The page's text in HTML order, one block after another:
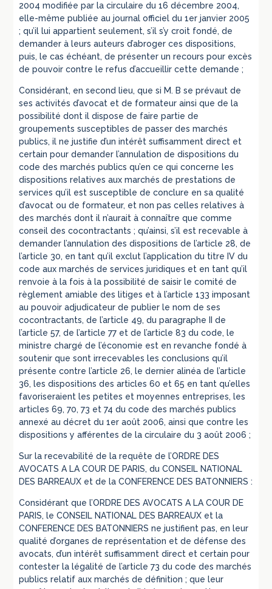
2004 modifiée par la circulaire du 16 décembre 2004,
elle-même publiée au journal officiel du 1er janvier 2005
; qu’il lui appartient seulement, s’il s’y croit fondé, de
demander à leurs auteurs d’abroger ces dispositions,
puis, le cas échéant, de présenter un recours pour excès
de pouvoir contre le refus d’accueillir cette demande ;
Considérant, en second lieu, que si M. B se prévaut de
ses activités d’avocat et de formateur ainsi que de la
possibilité dont il dispose de faire partie de
groupements susceptibles de passer des marchés
publics, il ne justifie d’un intérêt suffisamment direct et
certain pour demander l’annulation de dispositions du
code des marchés publics qu’en ce qui concerne les
dispositions relatives aux marchés de prestations de
services qu’il est susceptible de conclure en sa qualité
d’avocat ou de formateur, et non pas celles relatives à
des marchés dont il n’aurait à connaître que comme
conseil des cocontractants ; qu’ainsi, s’il est recevable à
demander l’annulation des dispositions de l’article 28, de
l’article 30, en tant qu’il exclut l’application du titre IV du
code aux marchés de services juridiques et en tant qu’il
renvoie à la fois à la possibilité de saisir le comité de
règlement amiable des litiges et à l’article 133 imposant
au pouvoir adjudicateur de publier le nom de ses
cocontractants, de l’article 49, du paragraphe II de
l’article 57, de l’article 77 et de l’article 83 du code, le
ministre chargé de l’économie est en revanche fondé à
soutenir que sont irrecevables les conclusions qu’il
présente contre l’article 26, le dernier alinéa de l’article
36, les dispositions des articles 60 et 65 en tant qu’elles
favoriseraient les petites et moyennes entreprises, les
articles 69, 70, 73 et 74 du code des marchés publics
annexé au décret du 1er août 2006, ainsi que contre les
dispositions y afférentes de la circulaire du 3 août 2006 ;
Sur la recevabilité de la requête de l’ORDRE DES
AVOCATS A LA COUR DE PARIS, du CONSEIL NATIONAL
DES BARREAUX et de la CONFERENCE DES BATONNIERS :
Considérant que l’ORDRE DES AVOCATS A LA COUR DE
PARIS, le CONSEIL NATIONAL DES BARREAUX et la
CONFERENCE DES BATONNIERS ne justifient pas, en leur
qualité d’organes de représentation et de défense des
avocats, d’un intérêt suffisamment direct et certain pour
contester la légalité de l’article 73 du code des marchés
publics relatif aux marchés de définition ; que leur